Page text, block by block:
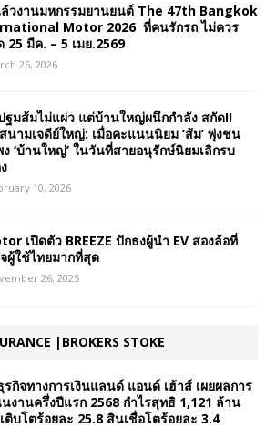
ล้วงานมหกรรมยานยนต์ The 47th Bangkok
Motor 2026 ที่คนรักรถ ไม่ควร
25 มีค. – 5 เมย.2569
26, 2026
ฐมส้มไม่แผ่ว แต่บ้านใหญ่ผนึกกำลัง สกัด!!
นามเจดีย์ใหญ่: เมื่อคะแนนนิยม ‘ส้ม’ พุ่งชน
‘บ้านใหญ่’ ในวันที่สายอนุรักษ์นิยมเลิกรบ
10, 2026
เปิดตัว BREEZE ปักธงผู้นำ EV สองล้อที่
ผู้ใช้ไทยมากที่สุด
26, 2025
|BROKERS STOKE
กิจทางการเงินแลนด์ แอนด์ เฮ้าส์ เผยผลการ
นงานครึ่งปีแรก 2568 กำไรสุทธิ 1,121 ล้าน
ติบโตร้อยละ 25.8 สินเชื่อโตร้อยละ 3.4